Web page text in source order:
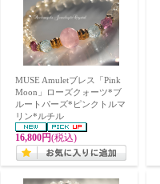
MUSE Amuletブレス「Pink
Moon」ローズクォーツ*ブ
ルートパーズ*ピンクトルマ
リン*ルチル
16,800円(税込)